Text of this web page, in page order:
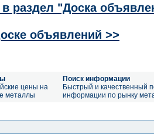
в раздел "Доска
объявлений >>
цены на
металлы
Поиск информации
Быстрый и качественный
информации по рынку